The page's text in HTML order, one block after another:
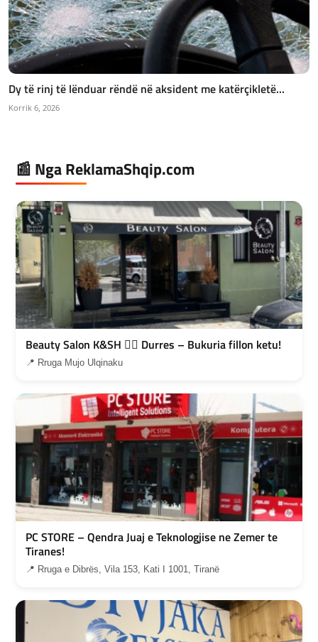
Dy të rinj të lënduar rëndë në aksident me katërçikletë...
Korrik 6, 2026
📰 Nga ReklamaShqip.com
Beauty Salon K&SH 💇‍♀️ Durres – Bukuria fillon ketu!
📍 Rruga Mujo Ulqinaku
PC STORE – Qendra Juaj e Teknologjise ne Zemer te
Tiranes!
📍 Rruga e Dibrës, Vila 153, Kati I 1001, Tiranë